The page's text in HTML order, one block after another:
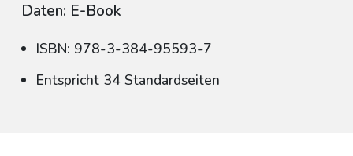
Daten: E-Book
ISBN: 978-3-384-95593-7
Entspricht 34 Standardseiten